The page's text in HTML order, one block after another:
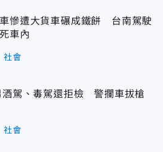
慘遭大貨車碾成鐵餅 台南駕駛
車內
社會
酒駕、毒駕還拒檢 警攔車拔槍
社會